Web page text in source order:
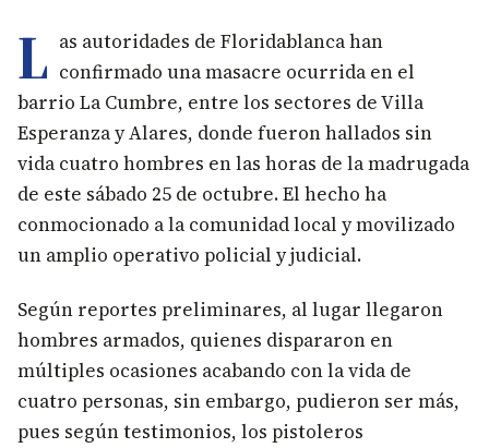
L as autoridades de Floridablanca han
confirmado una masacre ocurrida en el
barrio La Cumbre, entre los sectores de Villa
Esperanza y Alares, donde fueron hallados sin
vida cuatro hombres en las horas de la madrugada
de este sábado 25 de octubre. El hecho ha
conmocionado a la comunidad local y movilizado
un amplio operativo policial y judicial.
Según reportes preliminares, al lugar llegaron
hombres armados, quienes dispararon en
múltiples ocasiones acabando con la vida de
cuatro personas, sin embargo, pudieron ser más,
pues según testimonios, los pistoleros